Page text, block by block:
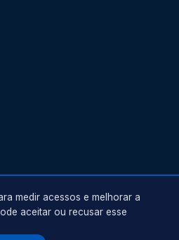
medir acessos e melhorar a
aceitar ou recusar esse